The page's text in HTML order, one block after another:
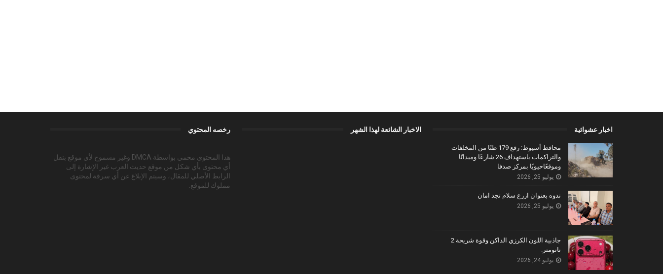
اخبار عشوائية
محافظ أسيوط: رفع 179 طنًا من المخلفات
والتراكمات باستهداف 26 شارعًا وميدانًا
وموقعًاحيويًا بمركز صدفا
يوليو 25, 2026
ندوه بعنوان ازرع سلام تجد امان
يوليو 25, 2026
جاذبية اللون الكرزي الداكن وقوة شريحة 2
نانومتر.
يوليو 24, 2026
الاخبار الشائعة لهذا الشهر رخصه المحتوي
هذا المحتوى محمي بواسطة DMCA وغير مسموح لأي موقع بنقل
أي محتوى بأي شكل من موقع حديث العرب غير الإشارة إلى
الرابط الأصلي للمقال، وسيتم الإبلاغ عن أي سرقة لمحتوى
مملوك للموقع.